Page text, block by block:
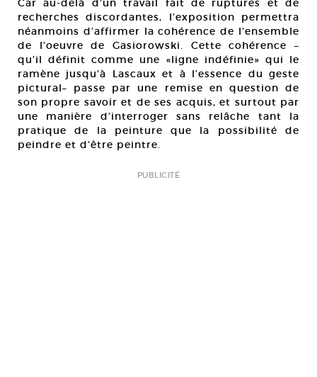
Car au-delà d’un travail fait de ruptures et de
recherches discordantes, l’exposition permettra
néanmoins d’affirmer la cohérence de l’ensemble
de l’oeuvre de Gasiorowski. Cette cohérence –
qu’il définit comme une «ligne indéfinie» qui le
ramène jusqu’à Lascaux et à l’essence du geste
pictural– passe par une remise en question de
son propre savoir et de ses acquis, et surtout par
une manière d’interroger sans relâche tant la
pratique de la peinture que la possibilité de
peindre et d’être peintre.
PUBLICITÉ